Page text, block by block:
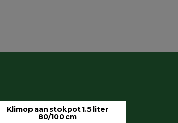
Hedera helix ‘Hibernica’ pot 9 cm